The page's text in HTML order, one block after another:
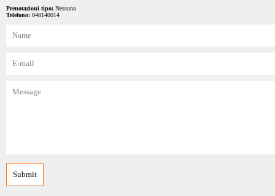
Prenotazioni tipo: Nessuna
Telefono: 048140014